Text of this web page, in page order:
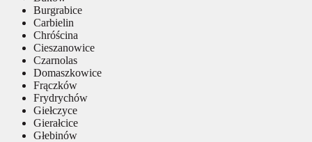
Burgrabice
Carbielin
Chróścina
Cieszanowice
Czarnolas
Domaszkowice
Frączków
Frydrychów
Giełczyce
Gierałcice
Głebinów